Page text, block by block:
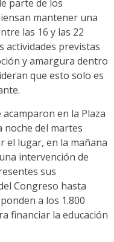
parte de los
mantener una
las 16 y las 22
actividades previstas
y amargura dentro
que esto solo es
en la Plaza
noche del martes
el lugar, en la mañana
intervención de
sus
Congreso hasta
a los 1.800
financiar la educación